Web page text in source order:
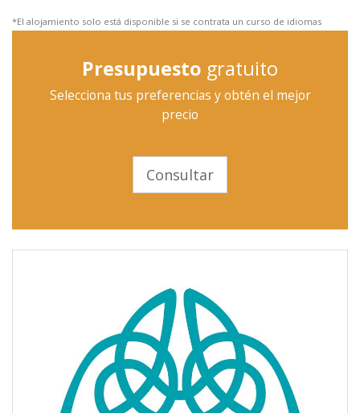
*El alojamiento solo está disponible si se contrata un curso de idiomas
Presupuesto gratuito
Selecciona tus preferencias y obtén el mejor
precio
Consultar